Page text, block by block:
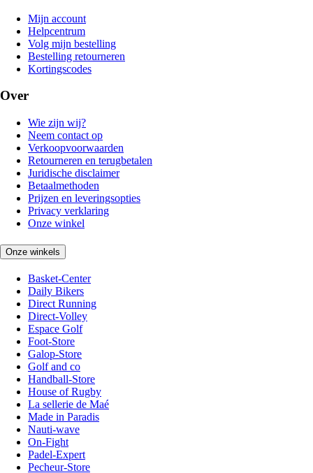
Mijn account
Helpcentrum
Volg mijn bestelling
Bestelling retourneren
Kortingscodes
Over
Wie zijn wij?
Neem contact op
Verkoopvoorwaarden
Retourneren en terugbetalen
Juridische disclaimer
Betaalmethoden
Prijzen en leveringsopties
Privacy verklaring
Onze winkel
Onze winkels
Basket-Center
Daily Bikers
Direct Running
Direct-Volley
Espace Golf
Foot-Store
Galop-Store
Golf and co
Handball-Store
House of Rugby
La sellerie de Maé
Made in Paradis
Nauti-wave
On-Fight
Padel-Expert
Pecheur-Store